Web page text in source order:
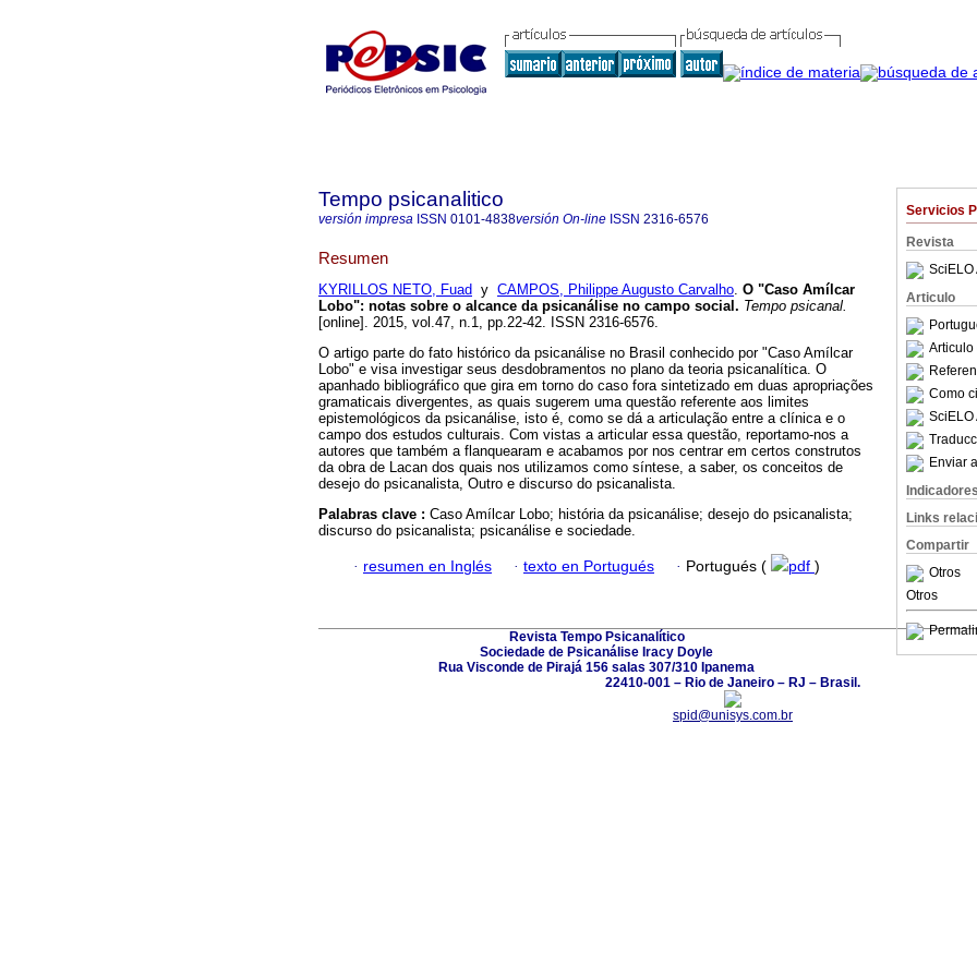
Servicios
Revista
SciELO
Articulo
Articulo
Como
SciELO
Enviar
Indicadores
Links
Compartir
Otros
Otros
Tempo psicanalitico
versión impresa ISSN 0101-4838versión On-line ISSN 2316-6576
Resumen
KYRILLOS NETO, Fuad y CAMPOS, Philippe Augusto Carvalho. O "Caso Amílcar
Lobo": notas sobre o alcance da psicanálise no campo social . Tempo psicanal.
[online]. 2015, vol.47, n.1, pp.22-42. ISSN 2316-6576.
O artigo parte do fato histórico da psicanálise no Brasil conhecido por "Caso Amílcar
Lobo" e visa investigar seus desdobramentos no plano da teoria psicanalítica. O
apanhado bibliográfico que gira em torno do caso fora sintetizado em duas apropriações
gramaticais divergentes, as quais sugerem uma questão referente aos limites
epistemológicos da psicanálise, isto é, como se dá a articulação entre a clínica e o
campo dos estudos culturais. Com vistas a articular essa questão, reportamo-nos a
autores que também a flanquearam e acabamos por nos centrar em certos construtos
da obra de Lacan dos quais nos utilizamos como síntese, a saber, os conceitos de
desejo do psicanalista, Outro e discurso do psicanalista.
Palabras clave : Caso Amílcar Lobo; história da psicanálise; desejo do psicanalista;
discurso do psicanalista; psicanálise e sociedade.
· resumen en Inglés · texto en Portugués · Portugués ( pdf )
Revista Tempo Psicanalítico
Sociedade de Psicanálise Iracy Doyle
Rua Visconde de Pirajá 156 salas 307/310 Ipanema
22410-001 – Rio de Janeiro – RJ – Brasil.
spid@unisys.com.br